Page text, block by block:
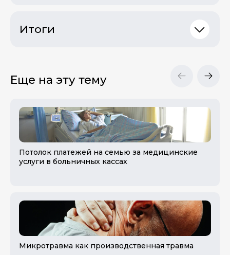
Итоги
Еще на эту тему
Потолок платежей на семью за медицинские
услуги в больничных кассах
Микротравма как производственная травма